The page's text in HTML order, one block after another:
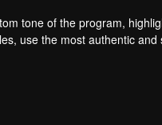
tone of the program,
use the most authentic